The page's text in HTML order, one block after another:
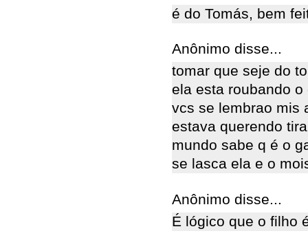
é do Tomás, bem
Anônimo disse...
tomar que seje do
ela esta roubando
vcs se lembrao mis
estava querendo
mundo sabe q é o
se lasca ela e o
Anônimo disse...
É lógico que o filho